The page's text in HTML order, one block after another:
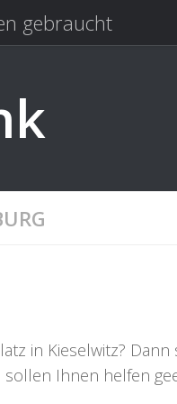
gebraucht
in Kieselwitz? Dann
Ihnen helfen